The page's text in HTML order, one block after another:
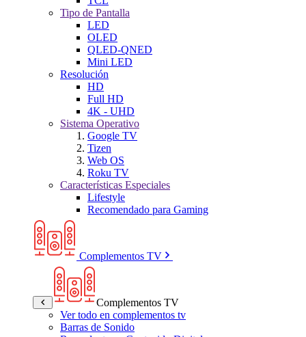
Tipo de Pantalla
LED
OLED
QLED-QNED
Mini LED
Resolución
HD
Full HD
4K - UHD
Sistema Operativo
Google TV
Tizen
Web OS
Roku TV
Características Especiales
Lifestyle
Recomendado para Gaming
Complementos TV
Complementos TV
Ver todo en complementos tv
Barras de Sonido